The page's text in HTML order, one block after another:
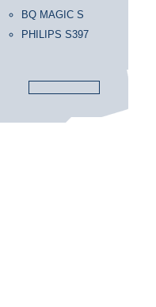
BQ MAGIC S
PHILIPS S397